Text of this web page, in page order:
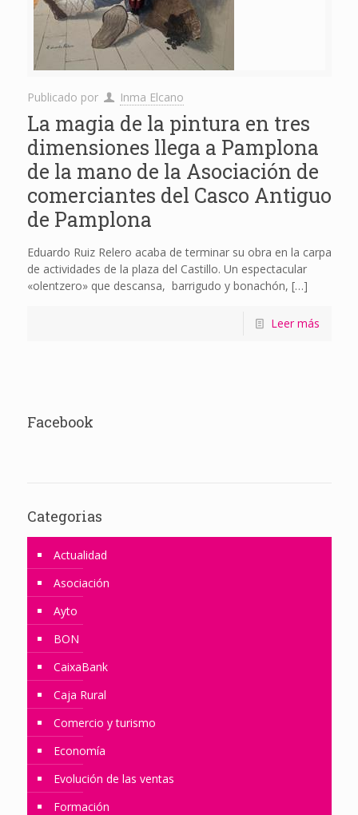
Publicado por Inma Elcano
La magia de la pintura en tres
dimensiones llega a Pamplona
de la mano de la Asociación de
comerciantes del Casco Antiguo
de Pamplona
Eduardo Ruiz Relero acaba de terminar su obra en la carpa
de actividades de la plaza del Castillo. Un espectacular
«olentzero» que descansa, barrigudo y bonachón, […]
Leer más
Facebook
Categorias
Actualidad
Asociación
Ayto
BON
CaixaBank
Caja Rural
Comercio y turismo
Economía
Evolución de las ventas
Formación